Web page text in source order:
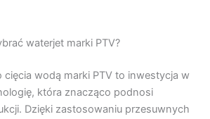
waterjet marki PTV?
cięcia wodą marki PTV to inwestycja w
która znacząco podnosi
Dzięki zastosowaniu przesuwnych